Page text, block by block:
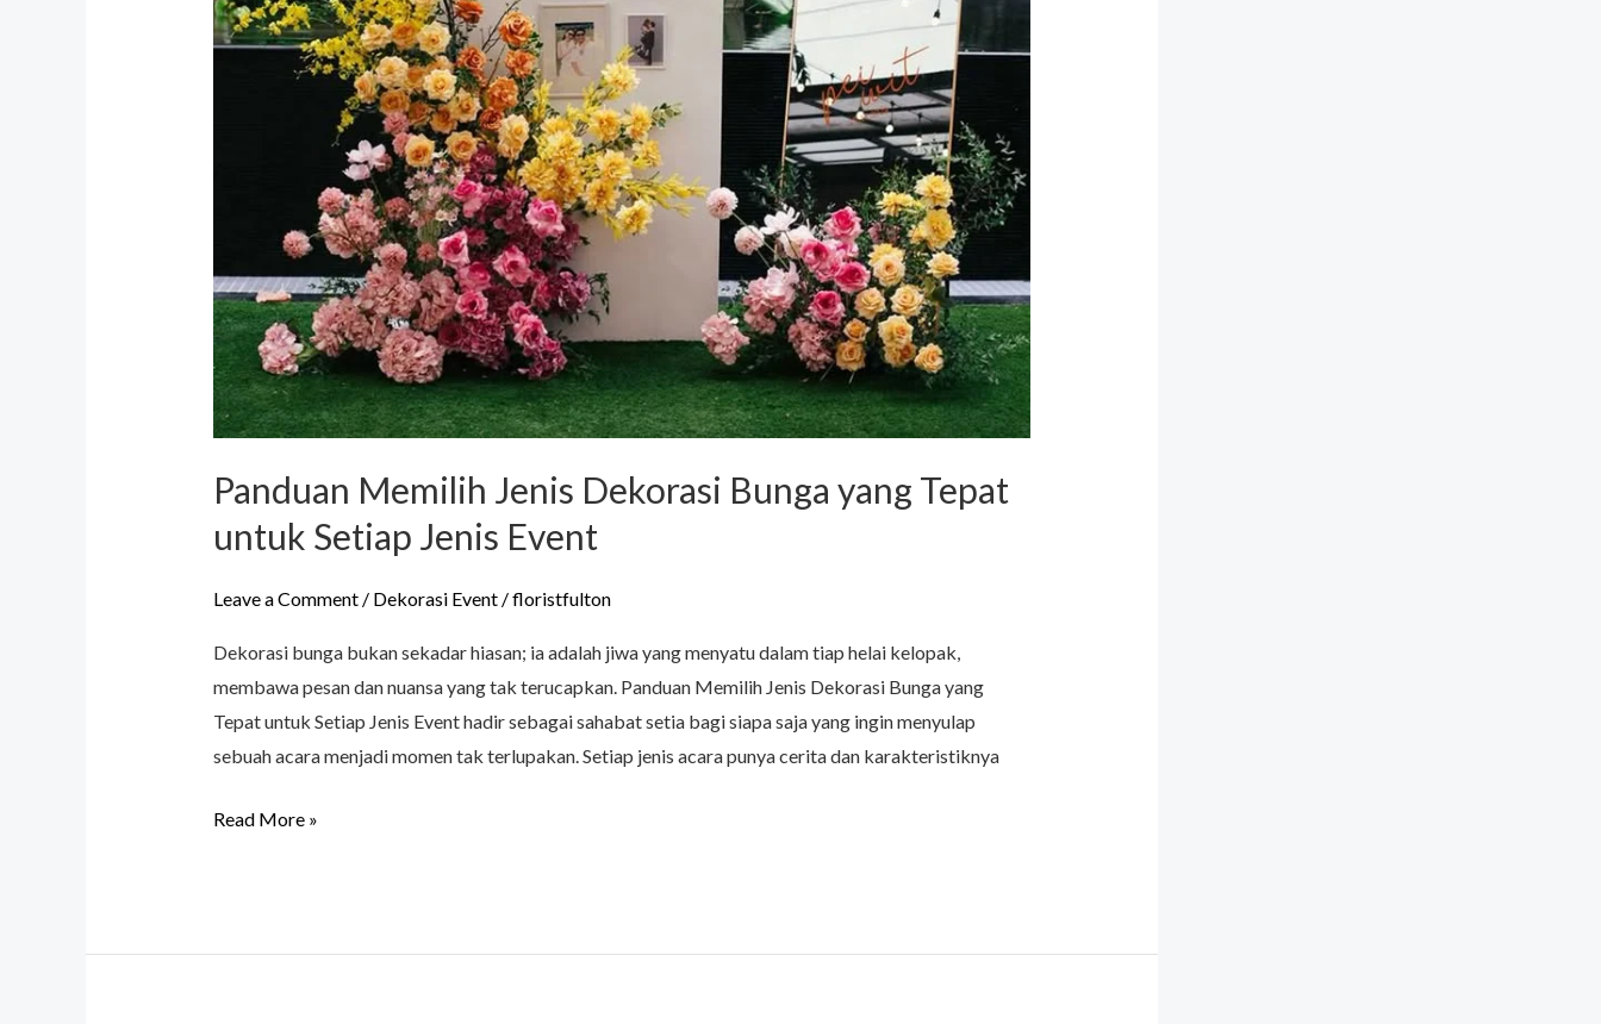
Panduan Memilih Jenis Dekorasi Bunga yang Tepat
untuk Setiap Jenis Event
Leave a Comment / Dekorasi Event/floristfulton
Dekorasi bunga bukan sekadar hiasan; ia adalah jiwa yang menyatu dalam tiap helai kelopak,
membawa pesan dan nuansa yang tak terucapkan. Panduan Memilih Jenis Dekorasi Bunga yang
Tepat untuk Setiap Jenis Event hadir sebagai sahabat setia bagi siapa saja yang ingin menyulap
sebuah acara menjadi momen tak terlupakan. Setiap jenis acara punya cerita dan karakteristiknya
Read More »